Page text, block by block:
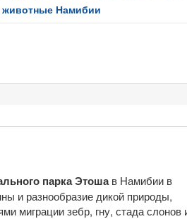
животные Намибии
парка Этошав Намибии в
и разнообразие дикой природы,
миграции зебр, гну, стада слонов